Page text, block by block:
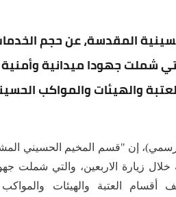
المقدسة، عن حجم
والتي شملت جهودا ميدانية
والهيئات والمواكب
إن "قسم المخيم الحسيني
زيارة الاربعين، والتي شملت
العتبة والهيئات والمواكب